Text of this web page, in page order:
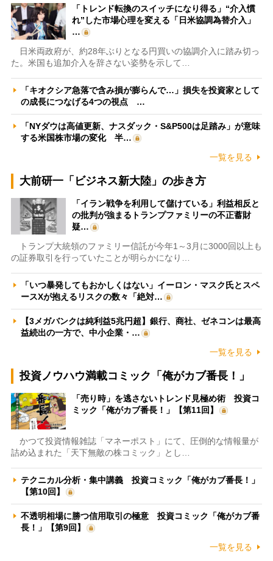
「トレンド転換のスイッチになり得る」“介入慣
れ”した市場心理を変える「日米協調為替介入」
…
日米両政府が、約28年ぶりとなる円買いの協調介入に踏み切っ
た。米国も追加介入を辞さない姿勢を示して…
「キオクシア急落で含み損が膨らんで…」損失を投資家として
の成長につなげる4つの視点 …
「NYダウは高値更新、ナスダック・S&P500は足踏み」が意味
する米国株市場の変化 半…
一覧を見る
大前研一「ビジネス新大陸」の歩き方
「イラン戦争を利用して儲けている」利益相反と
の批判が強まるトランプファミリーの不正蓄財
疑…
トランプ大統領のファミリー信託が今年1～3月に3000回以上も
の証券取引を行っていたことが明らかになり…
「いつ暴発してもおかしくはない」イーロン・マスク氏とスペ
ースXが抱えるリスクの数々「絶対…
【3メガバンクは純利益5兆円超】銀行、商社、ゼネコンは最高
益続出の一方で、中小企業・…
一覧を見る
投資ノウハウ満載コミック「俺がカブ番長！」
「売り時」を逃さないトレンド見極め術 投資コ
ミック「俺がカブ番長！」【第11回】
かつて投資情報雑誌「マネーポスト」にて、圧倒的な情報量が
詰め込まれた「天下無敵の株コミック」とし…
テクニカル分析・集中講義 投資コミック「俺がカブ番長！」
【第10回】
不透明相場に勝つ信用取引の極意 投資コミック「俺がカブ番
長！」【第9回】
一覧を見る